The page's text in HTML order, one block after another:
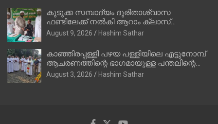
കുടുക്ക സമ്പാദ്യം ദുരിതാശ്വാസ
ഫണ്ടിലേക്ക് നൽകി ആറാം ക്ലാസ്
വിദ്യാർത്ഥി അമാൻ
August 9, 2026 Hashim Sathar
കാഞ്ഞിരപ്പള്ളി പഴയ പള്ളിയിലെ എട്ടുനോമ്പ്
ആചരണത്തിന്റെ ഭാഗമായുള്ള പന്തലിന്റെ
കാൽനാട്ട് കർമ്മം ആർച്ച് പ്രീസ്റ്റ് വെരി.
റവ.ഫാ. കുര്യൻ താമരശ്ശേരി നിർവഹിക്കുന്നു.
August 3, 2026 Hashim Sathar